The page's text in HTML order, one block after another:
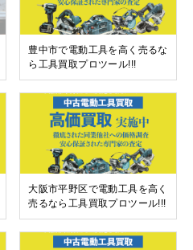
豊中市で電動工具を高く売るな
ら工具買取プロツール!!!
大阪市平野区で電動工具を高く
売るなら工具買取プロツール!!!